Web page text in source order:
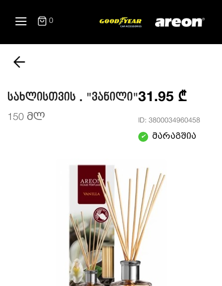
0
სახლისთვის . "ვანილი"
150 მლ
31.95 ₾
ID: 3800034960458
✔ მარაგშია